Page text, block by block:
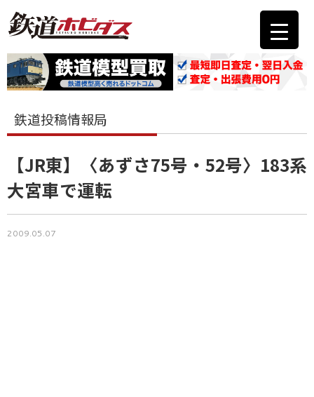
鉄道投稿情報局
【JR東】〈あずさ75号・52号〉183系
大宮車で運転
2009.05.07